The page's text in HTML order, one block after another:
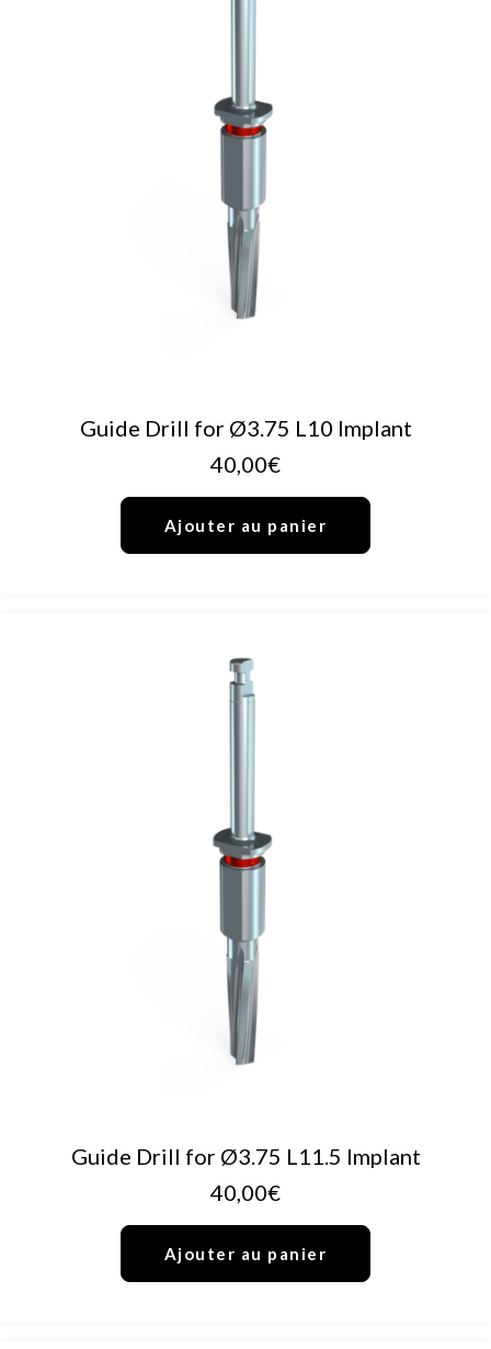
AJOUTER AU PANIER
Guide Drill for Ø3.75 L10 Implant
40,00€
Ajouter au panier
AJOUTER AU PANIER
Guide Drill for Ø3.75 L11.5 Implant
40,00€
Ajouter au panier